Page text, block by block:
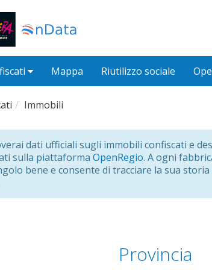
Mappa Riutilizzo sociale
Immobili
dati ufficiali sugli immobili confiscati e
sulla piattaforma OpenRegio. A ogni
bene e consente di tracciare la sua
Provincia